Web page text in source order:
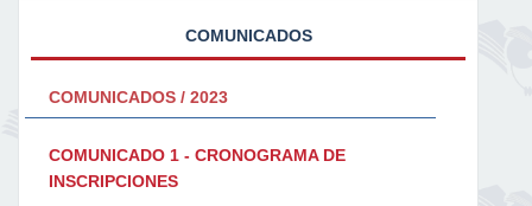
COMUNICADOS
COMUNICADOS / 2023
COMUNICADO 1 - CRONOGRAMA DE
INSCRIPCIONES